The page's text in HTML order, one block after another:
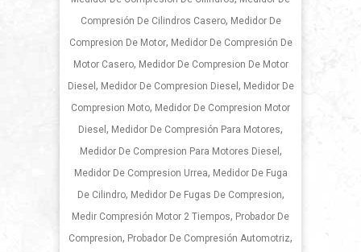
Compresión De Cilindros Casero, Medidor De
Compresion De Motor, Medidor De Compresión De
Motor Casero, Medidor De Compresion De Motor
Diesel , Medidor De Compresion Diesel , Medidor De
Compresion Moto, Medidor De Compresion Motor
Diesel , Medidor De Compresión Para Motores,
Medidor De Compresion Para Motores Diesel ,
Medidor De Compresion Urrea, Medidor De Fuga
De Cilindro, Medidor De Fugas De Compresion,
Medir Compresión Motor 2 Tiempos, Probador De
Compresion, Probador De Compresión Automotriz,